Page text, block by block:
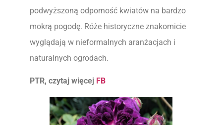
podwyższoną odporność kwiatów na bardzo
mokrą pogodę. Róże historyczne znakomicie
wyglądają w nieformalnych aranżacjach i
naturalnych ogrodach.
PTR, czytaj więcej FB